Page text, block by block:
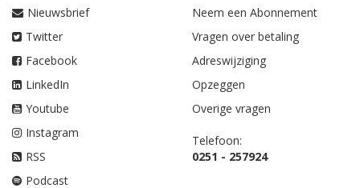
Nieuwsbrief
Twitter
Facebook
LinkedIn
Youtube
Instagram
RSS
Podcast
Neem een Abonnement
Vragen over betaling
Adreswijziging
Opzeggen
Overige vragen
Telefoon:
0251 - 257924